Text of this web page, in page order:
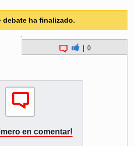
debate ha finalizado.
0
en comentar!